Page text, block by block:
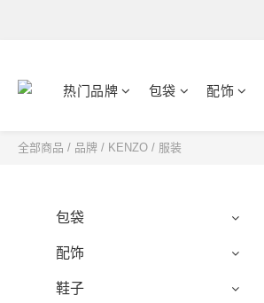
热门品牌 包袋 配饰
全部商品 / 品牌 / KENZO / 服装
包袋
配饰
鞋子